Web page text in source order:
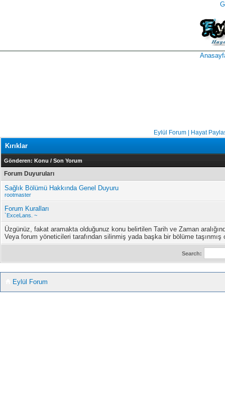
Eylül Forum | Hayat
Kırıklar
Gönderen: Konu / Son Yorum
Forum Duyuruları
Sağlık Bölümü Hakkında Genel Duyuru
rootmaster
Forum Kuralları
`ExceLans. ~
Üzgünüz, fakat aramakta olduğunuz konu belirtilen Tarih ve Zaman
Veya forum yöneticileri tarafından silinmiş yada başka bir bölüme taşınmış
Search:
Eylül Forum